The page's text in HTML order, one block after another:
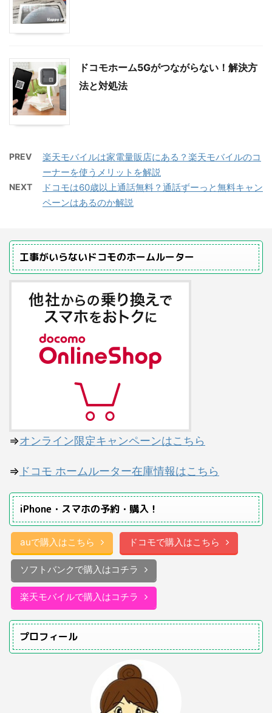
ドコモホーム5Gがつながらない！解決方
法と対処法
PREV
楽天モバイルは家電量販店にある？楽天モバイルのコ
ーナーを使うメリットを解説
NEXT
ドコモは60歳以上通話無料？通話ずーっと無料キャン
ペーンはあるのか解説
工事がいらないドコモのホームルーター
⇒オンライン限定キャンペーンはこちら
⇒ ドコモ ホームルーター在庫情報はこちら
iPhone・スマホの予約・購入！
auで購入はこちら ドコモで購入はこちら
ソフトバンクで購入はコチラ
楽天モバイルで購入はコチラ
プロフィール